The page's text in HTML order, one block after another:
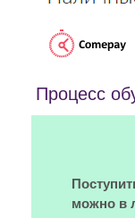
Процесс
можно в